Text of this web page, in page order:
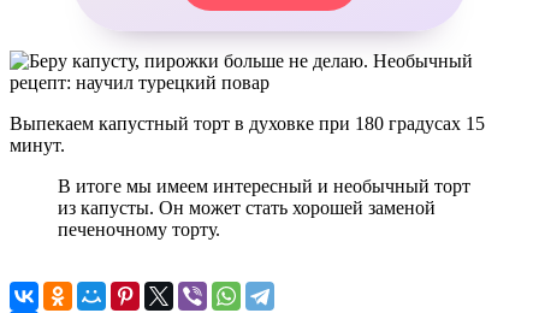
Выпекаем капустный торт в духовке при 180 градусах 15
минут.
В итоге мы имеем интересный и необычный торт
из капусты. Он может стать хорошей заменой
печеночному торту.